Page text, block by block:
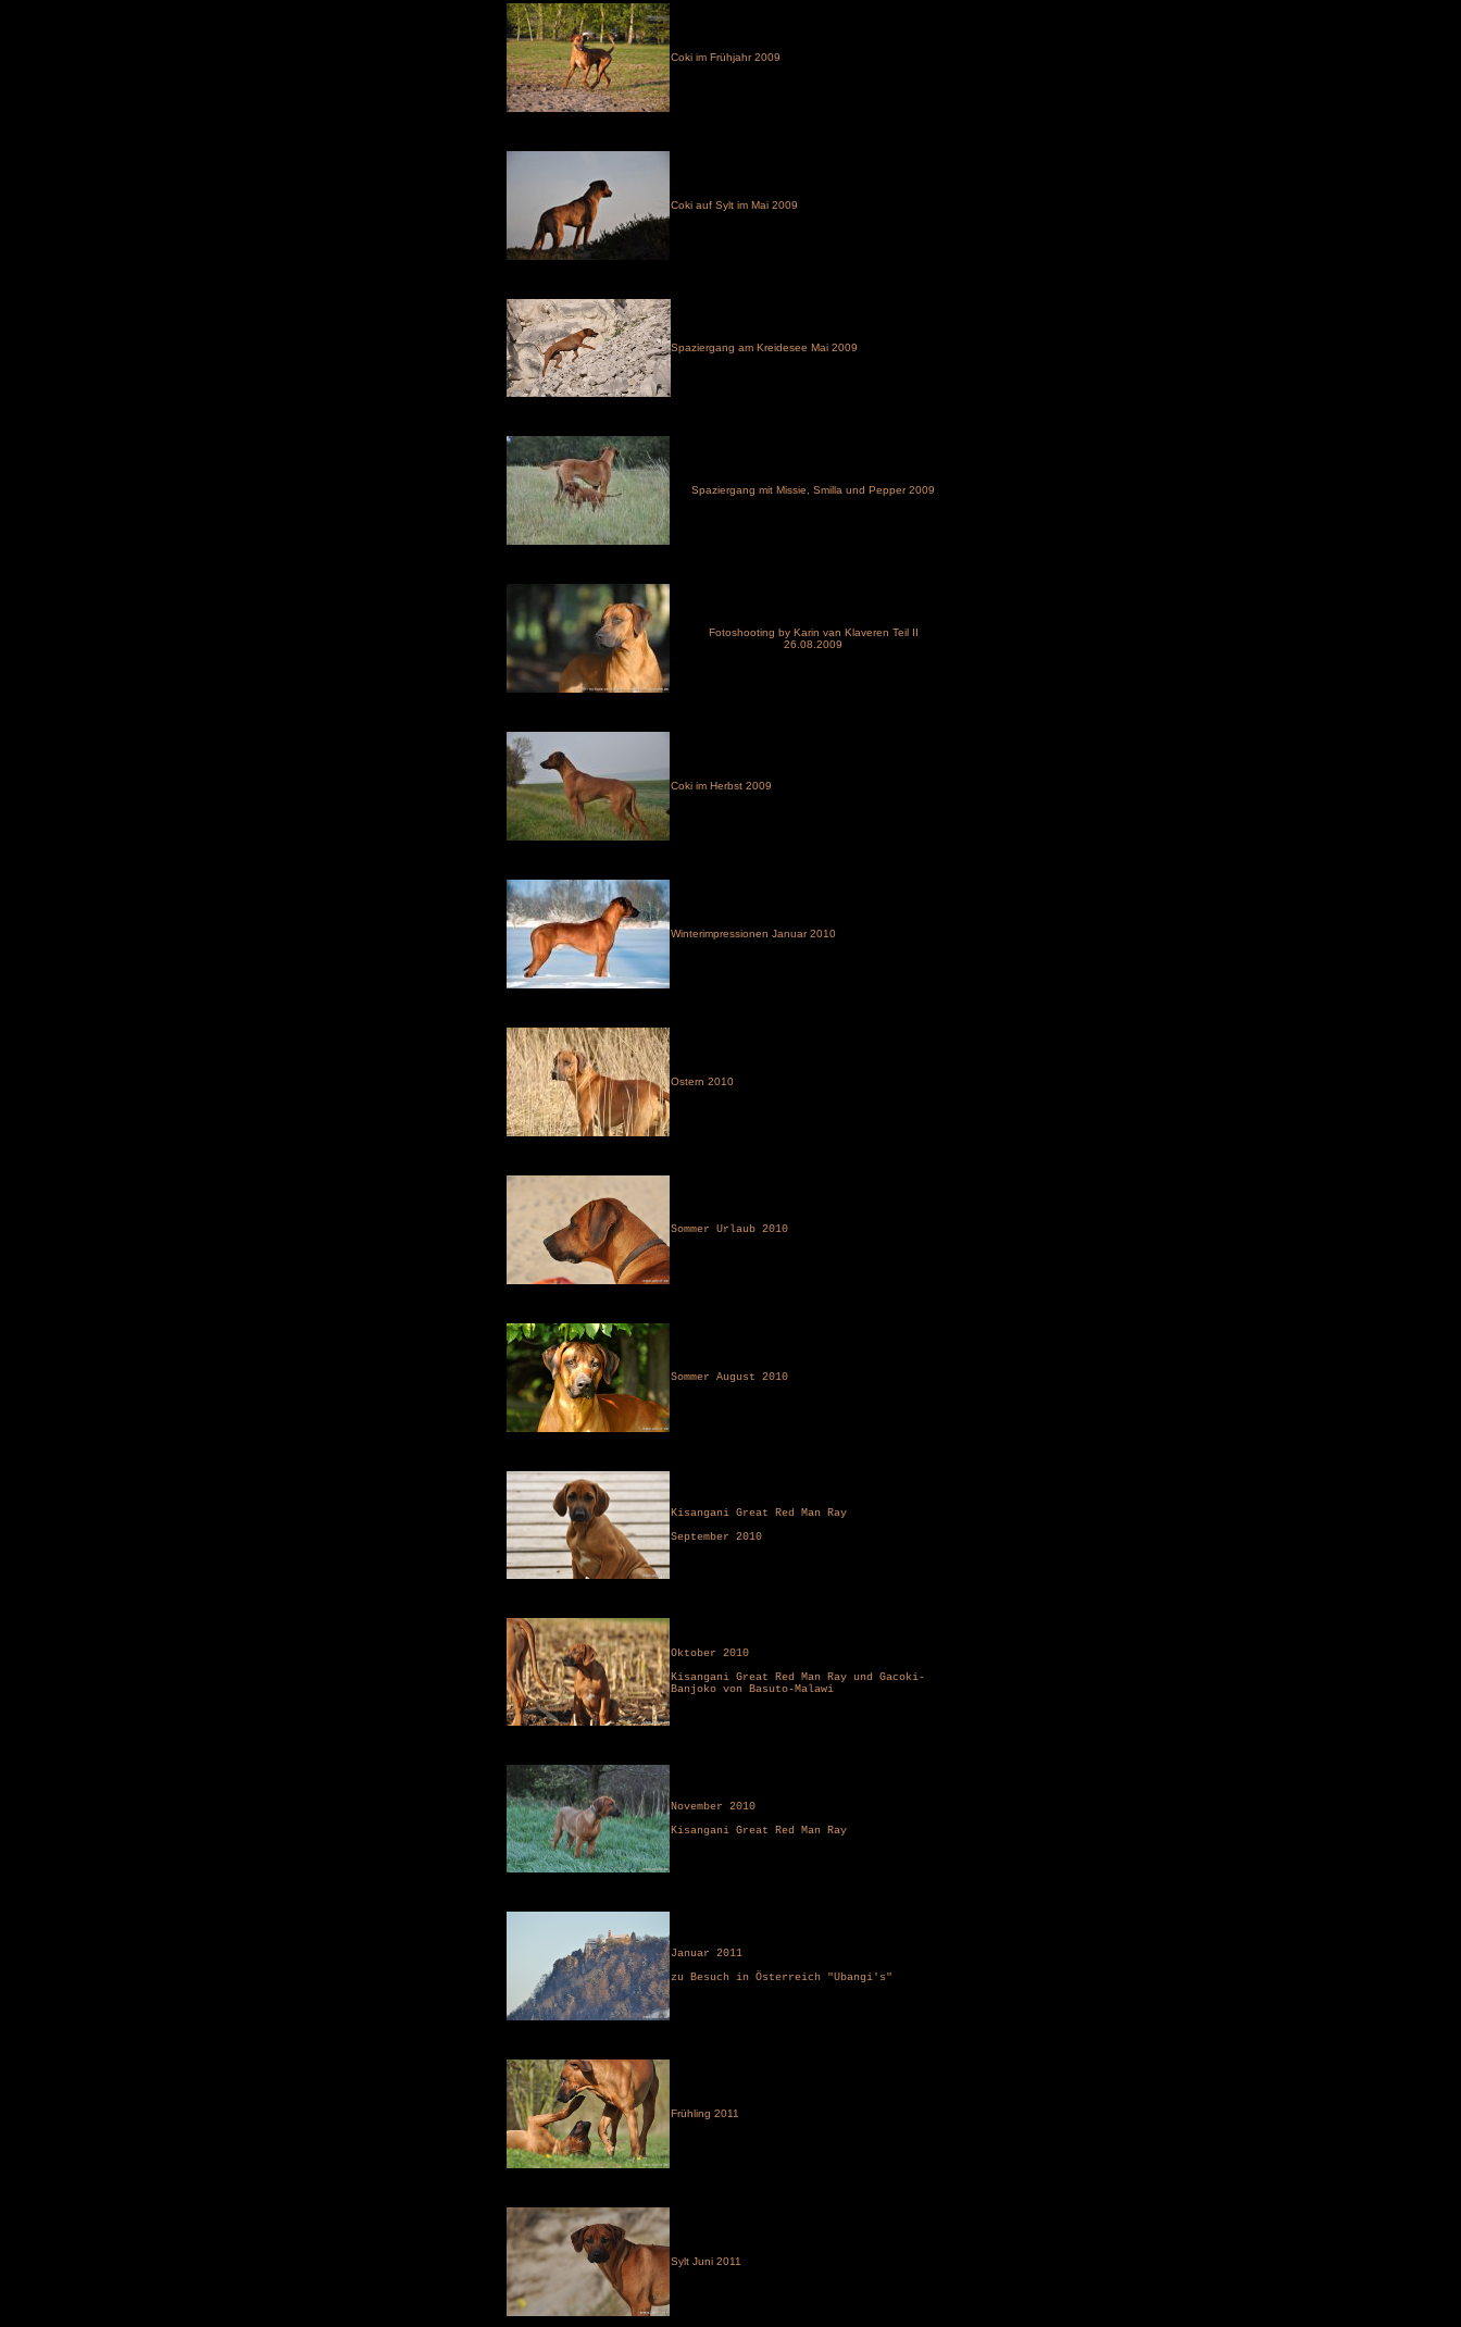
Coki im Frühjahr 2009
Coki auf Sylt im Mai 2009
Spaziergang am Kreidesee Mai 2009
Spaziergang mit Missie, Smilla und Pepper 2009
Fotoshooting by Karin van Klaveren Teil II
26.08.2009
Coki im Herbst 2009
Winterimpressionen Januar 2010
Ostern 2010
Sommer Urlaub 2010
Sommer August 2010
Kisangani Great Red Man Ray
September 2010
Oktober 2010
Kisangani Great Red Man Ray und Gacoki-
Banjoko von Basuto-Malawi
November 2010
Kisangani Great Red Man Ray
Januar 2011
zu Besuch in Österreich "Ubangi's"
Frühling 2011
Sylt Juni 2011